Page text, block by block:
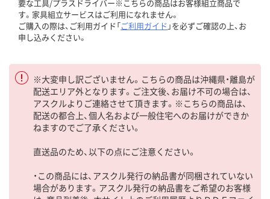
要な工具/プラスドライバー※こちらの商品はお客様組立商品で
す。家具組立サービスはご利用になれません。
ご購入の際は、ご利用ガイド「ご利用ガイド 」を必ずご確認の上、お
申し込みください。
※大変申し訳ございません。こちらの商品は沖縄県・離島が
配送エリア外となります。ご注文後、お届け不可の場合は、
アスクルよりご連絡させて頂きます。※こちらの商品は、
配送の都合上、個人名および一般住宅へのお届けができか
ねますのでご了承ください。
直送品のため、以下の点にご注意ください。
・この商品には、アスクル発行の納品書が同梱されていない
場合があります。アスクル発行の納品書をご希望のお客様